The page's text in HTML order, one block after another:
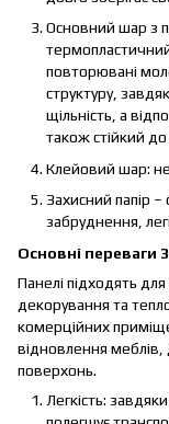
Основний шар з
повторювані
структуру,
щільність, а
також стійкий до
Клейовий шар:
Захисний папір
забруднення,
Основні переваги
Панелі підходять
декорування та
комерційних
відновлення меблів,
поверхонь.
Легкість: